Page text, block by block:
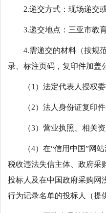
2.递交方式：现场递交
3.递交地点：三亚市教
4.需递交的材料（按规
录、标注页码，复印件加盖
（1）法定代表人授权
（2）法人身份证复印件
（3）营业执照、相关
（4）在“信用中国”网
税收违法失信主体、政府采
投标人及在中国政府采购网
行为记录名单的投标人（提